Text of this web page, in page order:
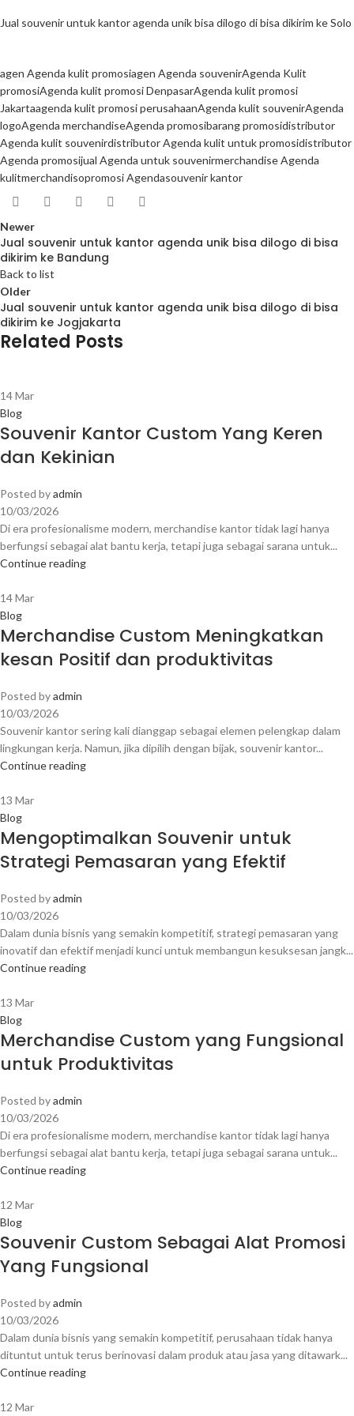
Jual souvenir untuk kantor agenda unik bisa dilogo di bisa dikirim ke Solo
agen Agenda kulit promosiagen Agenda souvenirAgenda Kulit
promosiAgenda kulit promosi DenpasarAgenda kulit promosi
Jakartaagenda kulit promosi perusahaanAgenda kulit souvenirAgenda
logoAgenda merchandiseAgenda promosibarang promosidistributor
Agenda kulit souvenirdistributor Agenda kulit untuk promosidistributor
Agenda promosijual Agenda untuk souvenirmerchandise Agenda
kulitmerchandisopromosi Agendasouvenir kantor
Newer
Jual souvenir untuk kantor agenda unik bisa dilogo di bisa
dikirim ke Bandung
Back to list
Older
Jual souvenir untuk kantor agenda unik bisa dilogo di bisa
dikirim ke Jogjakarta
Related Posts
14Mar
Blog
Souvenir Kantor Custom Yang Keren
dan Kekinian
Posted byadmin
10/03/2026
Di era profesionalisme modern, merchandise kantor tidak lagi hanya
berfungsi sebagai alat bantu kerja, tetapi juga sebagai sarana untuk...
Continue reading
14Mar
Blog
Merchandise Custom Meningkatkan
kesan Positif dan produktivitas
Posted byadmin
10/03/2026
Souvenir kantor sering kali dianggap sebagai elemen pelengkap dalam
lingkungan kerja. Namun, jika dipilih dengan bijak, souvenir kantor...
Continue reading
13 Mar
Blog
Mengoptimalkan Souvenir untuk
Strategi Pemasaran yang Efektif
Posted byadmin
10/03/2026
Dalam dunia bisnis yang semakin kompetitif, strategi pemasaran yang
inovatif dan efektif menjadi kunci untuk membangun kesuksesan jangk...
Continue reading
13 Mar
Blog
Merchandise Custom yang Fungsional
untuk Produktivitas
Posted byadmin
10/03/2026
Di era profesionalisme modern, merchandise kantor tidak lagi hanya
berfungsi sebagai alat bantu kerja, tetapi juga sebagai sarana untuk...
Continue reading
12 Mar
Blog
Souvenir Custom Sebagai Alat Promosi
Yang Fungsional
Posted byadmin
10/03/2026
Dalam dunia bisnis yang semakin kompetitif, perusahaan tidak hanya
dituntut untuk terus berinovasi dalam produk atau jasa yang ditawark...
Continue reading
12 Mar